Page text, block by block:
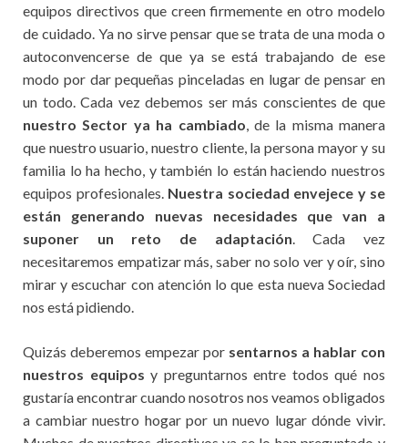
equipos directivos que creen firmemente en otro modelo
de cuidado. Ya no sirve pensar que se trata de una moda o
autoconvencerse de que ya se está trabajando de ese
modo por dar pequeñas pinceladas en lugar de pensar en
un todo. Cada vez debemos ser más conscientes de que
nuestro Sector ya ha cambiado , de la misma manera
que nuestro usuario, nuestro cliente, la persona mayor y su
familia lo ha hecho, y también lo están haciendo nuestros
equipos profesionales. Nuestra sociedad envejece y se
están generando nuevas necesidades que van a
suponer un reto de adaptación . Cada vez
necesitaremos empatizar más, saber no solo ver y oír, sino
mirar y escuchar con atención lo que esta nueva Sociedad
nos está pidiendo.
Quizás deberemos empezar por sentarnos a hablar con
nuestros equipos y preguntarnos entre todos qué nos
gustaría encontrar cuando nosotros nos veamos obligados
a cambiar nuestro hogar por un nuevo lugar dónde vivir.